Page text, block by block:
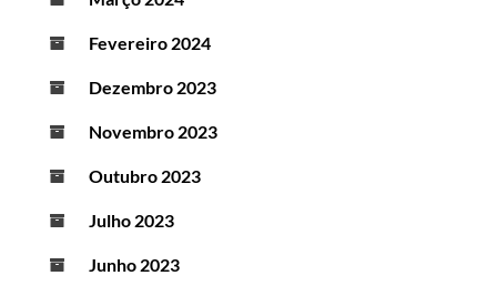
Fevereiro 2024
Dezembro 2023
Novembro 2023
Outubro 2023
Julho 2023
Junho 2023